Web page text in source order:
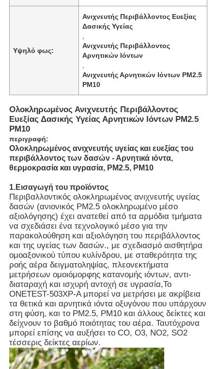
Αρχική Σελίδα
Προϊόντα
Βίντεο
Υψηλό φως:
Ανιχνευτής Περιβάλλοντος Ευεξίας
Δασικής Υγείας
Ανιχνευτής Περιβάλλοντος
Αρνητικών Ιόντων
Ανιχνευτής Αρνητικών Ιόντων PM2.5
PM10
Ολοκληρωμένος Ανιχνευτής Περιβάλλοντος
Ευεξίας Δασικής Υγείας Αρνητικών Ιόντων PM2.5
PM10
περιγραφή:
Ολοκληρωμένος ανιχνευτής υγείας και ευεξίας του
περιβάλλοντος των δασών - Αρνητικά ιόντα,
θερμοκρασία και υγρασία, PM2.5, PM10
1.Εισαγωγή του προϊόντος
Περιβαλλοντικός ολοκληρωμένος ανιχνευτής υγείας
δασών (ανιονικός PM2.5 ολοκληρωμένο μέσο
αξιολόγησης) έχει ανατεθεί από τα αρμόδια τμήματα
να σχεδιάσει ένα τεχνολογικό μέσο για την
παρακολούθηση και αξιολόγηση του περιβάλλοντος
και της υγείας των δασών., με σχεδιασμό αισθητήρα
ομοαξονικού τύπου κυλίνδρου, με σταθερότητα της
ροής αέρα δειγματοληψίας, πλεονεκτήματα
μετρήσεων ομοιόμορφης κατανομής ιόντων, αντι-
διαταραχή και ισχυρή αντοχή σε υγρασία,Το
ONETEST-503XP-A μπορεί να μετρήσει με ακρίβεια
τα θετικά και αρνητικά ιόντα οξυγόνου που υπάρχουν
στη φύση, και το PM2.5, PM10 και άλλους δείκτες και
δείχνουν το βαθμό ποιότητας του αέρα. Ταυτόχρονα
μπορεί επίσης να αυξήσει το CO, O3, NO2, SO2
τέσσερις δείκτες αερίων.